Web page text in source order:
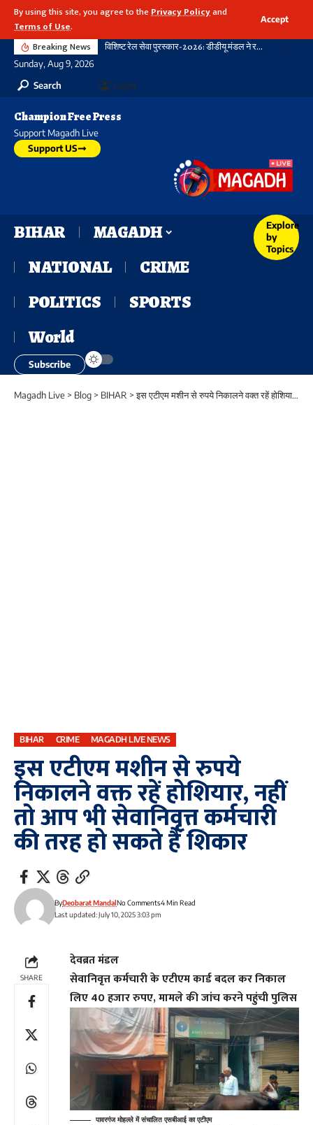
By using this site, you agree to thePrivacy Policyand
Terms of Use.
Accept
Breaking News विशिष्ट रेल सेवा पुरस्कार-2026: डीडीयू मंडल ने रचा नया कीर्तिमान, 21 विभागीय शील्ड और 16 रेलकर्मी सम्मानित
Sunday, Aug 9, 2026
Search
Login
Champion Free Press
Support Magadh Live
Support US
BIHAR
MAGADH
NATIONAL
CRIME
POLITICS
SPORTS
World
Explore
by
Topics
Subscribe
Magadh Live > Blog > BIHAR >इस एटीएम मशीन से रुपये निकालने वक्त रहें होशियार, नहीं तो आप भी सेवानिवृत्त कर्मचारी की तरह हो सकते हैं शिकार
BIHAR CRIME MAGADH LIVE NEWS
इस एटीएम मशीन से रुपये
निकालने वक्त रहें होशियार, नहीं
तो आप भी सेवानिवृत्त कर्मचारी
की तरह हो सकते हैं शिकार
Last updated: July 10, 2025 3:03 pm
ByDeobarat MandalNo Comments4 Min Read
SHARE
देवब्रत मंडल
सेवानिवृत्त कर्मचारी के एटीएम कार्ड बदल कर निकाल
लिए 40 हजार रुपए, मामले की जांच करने पहुंची पुलिस
पावरगंज मोहल्ले में संचालित एसबीआई का एटीएम